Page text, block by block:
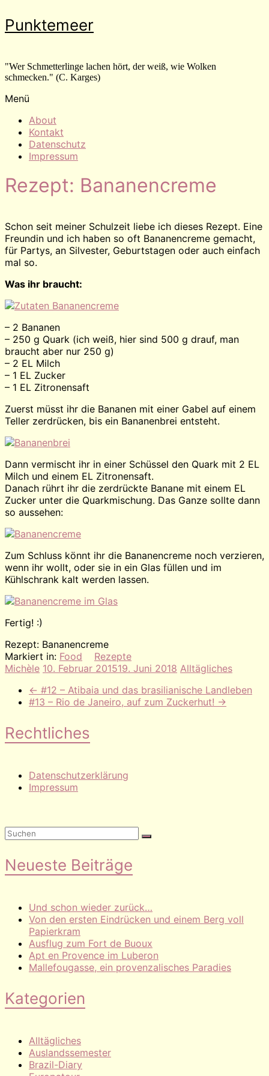
Zum
Inhalt
Punktemeer
"Wer Schmetterlinge lachen hört, der weiß, wie Wolken
schmecken." (C. Karges)
Menü
About
Kontakt
Datenschutz
Impressum
Rezept: Bananencreme
Schon seit meiner Schulzeit liebe ich dieses Rezept. Eine
Freundin und ich haben so oft Bananencreme gemacht,
für Partys, an Silvester, Geburtstagen oder auch einfach
mal so.
Was ihr braucht:
– 2 Bananen
– 250 g Quark (ich weiß, hier sind 500 g drauf, man
braucht aber nur 250 g)
– 2 EL Milch
– 1 EL Zucker
– 1 EL Zitronensaft
Zuerst müsst ihr die Bananen mit einer Gabel auf einem
Teller zerdrücken, bis ein Bananenbrei entsteht.
Dann vermischt ihr in einer Schüssel den Quark mit 2 EL
Milch und einem EL Zitronensaft.
Danach rührt ihr die zerdrückte Banane mit einem EL
Zucker unter die Quarkmischung. Das Ganze sollte dann
so aussehen:
Zum Schluss könnt ihr die Bananencreme noch verzieren,
wenn ihr wollt, oder sie in ein Glas füllen und im
Kühlschrank kalt werden lassen.
Fertig! :)
Rezept: Bananencreme
Markiert in: Food
Rezepte
Michèle 10. Februar 201519. Juni 2018 Alltägliches
← #12 – Atibaia und das brasilianische Landleben
#13 – Rio de Janeiro, auf zum Zuckerhut! →
Rechtliches
Datenschutzerklärung
Impressum
Neueste Beiträge
Und schon wieder zurück…
Von den ersten Eindrücken und einem Berg voll
Papierkram
Ausflug zum Fort de Buoux
Apt en Provence im Luberon
Mallefougasse, ein provenzalisches Paradies
Kategorien
Alltägliches
Auslandssemester
Brazil-Diary